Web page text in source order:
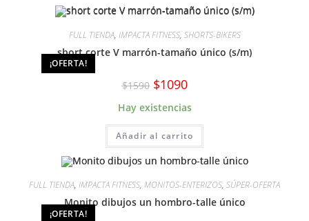
¡OFERTA!
FULL TIENDA, IMPACTA FITNESS, SHORTS-BIKERS
short corte V marrón-tamaño único (s/m)
$1590 El
precio
original
era:
$1090El
precio
es:
Hay existencias
Añadir al carrito
¡OFERTA!
FULL TIENDA, IMPACTA FITNESS, MONITOS-ENTERIZOS, SÚPER-OFERTA
Monito dibujos un hombro-talle único